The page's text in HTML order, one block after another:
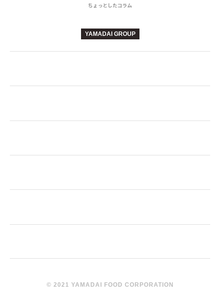
ちょっとしたコラム
YAMADAI GROUP
© 2021 YAMADAI FOOD CORPORATION